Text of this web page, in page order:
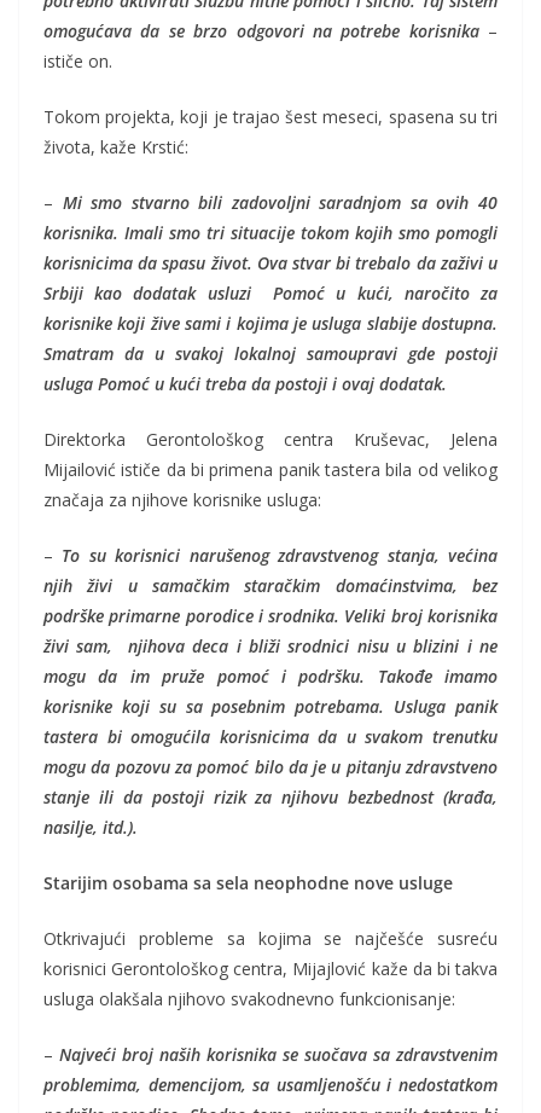
omogućava da se brzo odgovori na potrebe korisnika –
ističe on.
Tokom projekta, koji je trajao šest meseci, spasena su tri
života, kaže Krstić:
– Mi smo stvarno bili zadovoljni saradnjom sa ovih 40
korisnika. Imali smo tri situacije tokom kojih smo pomogli
korisnicima da spasu život. Ova stvar bi trebalo da zaživi u
Srbiji kao dodatak usluzi Pomoć u kući, naročito za
korisnike koji žive sami i kojima je usluga slabije dostupna.
Smatram da u svakoj lokalnoj samoupravi gde postoji
usluga Pomoć u kući treba da postoji i ovaj dodatak.
Direktorka Gerontološkog centra Kruševac, Jelena
Mijailović ističe da bi primena panik tastera bila od velikog
značaja za njihove korisnike usluga:
– To su korisnici narušenog zdravstvenog stanja, većina
njih živi u samačkim staračkim domaćinstvima, bez
podrške primarne porodice i srodnika. Veliki broj korisnika
živi sam, njihova deca i bliži srodnici nisu u blizini i ne
mogu da im pruže pomoć i podršku. Takođe imamo
korisnike koji su sa posebnim potrebama. Usluga panik
tastera bi omogućila korisnicima da u svakom trenutku
mogu da pozovu za pomoć bilo da je u pitanju zdravstveno
stanje ili da postoji rizik za njihovu bezbednost (krađa,
nasilje, itd.).
Starijim osobama sa sela neophodne nove usluge
Otkrivajući probleme sa kojima se najčešće susreću
korisnici Gerontološkog centra, Mijajlović kaže da bi takva
usluga olakšala njihovo svakodnevno funkcionisanje:
– Najveći broj naših korisnika se suočava sa zdravstvenim
problemima, demencijom, sa usamljenošću i nedostatkom